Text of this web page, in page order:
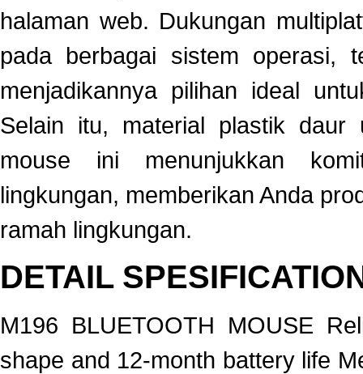
halaman web. Dukungan
pada berbagai sistem operasi,
menjadikannya pilihan ideal
Selain itu, material plastik daur
mouse ini menunjukkan
lingkungan, memberikan Anda
ramah lingkungan.
DETAIL
M196 BLUETOOTH MOUSE
shape and 12-month battery life